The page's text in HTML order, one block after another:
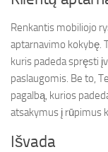
Renkantis mobiliojo
aptarnavimo kokybę.
kuris padeda spręsti
paslaugomis. Be to,
pagalbą, kurios
atsakymus į rūpimus
Išvada